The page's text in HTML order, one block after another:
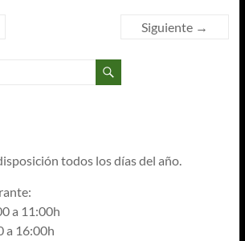
Siguiente →
todos los días del año.
a 11:00h
a 16:00h